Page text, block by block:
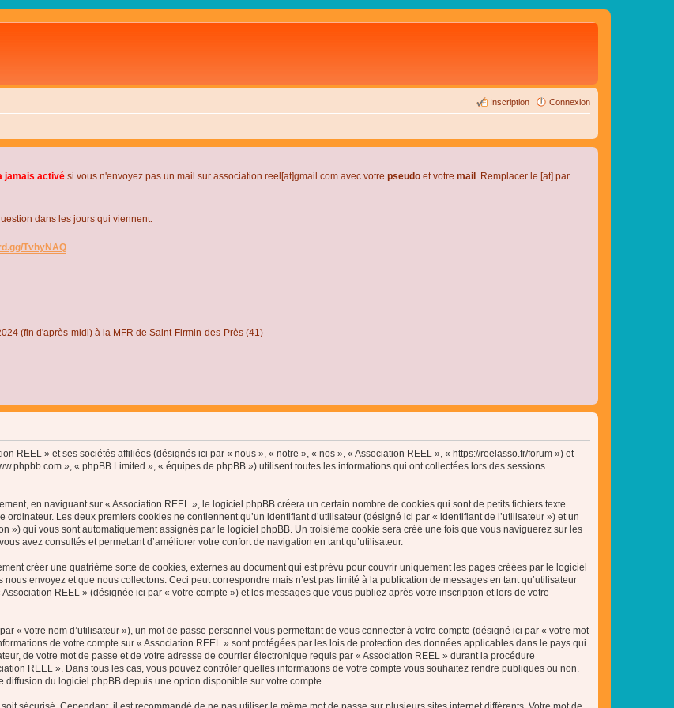
Connexion
Inscription
jamais activé si vous n'envoyez pas un mail sur association.reel[at]gmail.com avec votre pseudo et votre mail . Remplacer le [at] par
dans les jours qui viennent.
TvhyNAQ
(fin d'après-midi) à la MFR de Saint-Firmin-des-Près (41)
REEL » et ses sociétés affiliées (désignés ici par « nous », « notre », « nos », « Association REEL », « https://reelasso.fr/forum ») et
», « phpBB Limited », « équipes de phpBB ») utilisent toutes les informations qui ont collectées lors des sessions
en naviguant sur « Association REEL », le logiciel phpBB créera un certain nombre de cookies qui sont de petits fichiers texte
Les deux premiers cookies ne contiennent qu’un identifiant d’utilisateur (désigné ici par « identifiant de l’utilisateur ») et un
») qui vous sont automatiquement assignés par le logiciel phpBB. Un troisième cookie sera créé une fois que vous naviguerez sur les
avez consultés et permettant d’améliorer votre confort de navigation en tant qu’utilisateur.
créer une quatrième sorte de cookies, externes au document qui est prévu pour couvrir uniquement les pages créées par le logiciel
envoyez et que nous collectons. Ceci peut correspondre mais n’est pas limité à la publication de messages en tant qu’utilisateur
REEL » (désignée ici par « votre compte ») et les messages que vous publiez après votre inscription et lors de votre
« votre nom d’utilisateur »), un mot de passe personnel vous permettant de vous connecter à votre compte (désigné ici par « votre mot
de votre compte sur « Association REEL » sont protégées par les lois de protection des données applicables dans le pays qui
de votre mot de passe et de votre adresse de courrier électronique requis par « Association REEL » durant la procédure
REEL ». Dans tous les cas, vous pouvez contrôler quelles informations de votre compte vous souhaitez rendre publiques ou non.
du logiciel phpBB depuis une option disponible sur votre compte.